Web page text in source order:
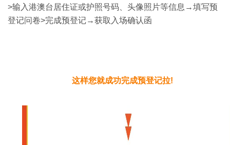
>输入港澳台居住证或护照号码、头像照片等信息→填写预
登记问卷>完成预登记→获取入场确认函
这样您就成功完成预登记拉!